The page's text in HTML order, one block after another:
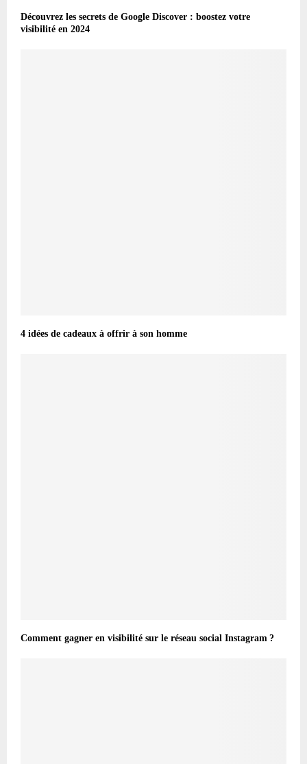
Découvrez les secrets de Google Discover : boostez votre
visibilité en 2024
4 idées de cadeaux à offrir à son homme
Comment gagner en visibilité sur le réseau social Instagram ?